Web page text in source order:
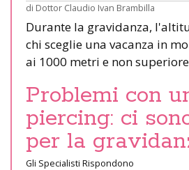
di Dottor Claudio Ivan Brambilla
Durante la gravidanza,
chi sceglie una vacanza in
ai 1000 metri e non
Problemi con
piercing: ci
per la
Gli Specialisti Rispondono